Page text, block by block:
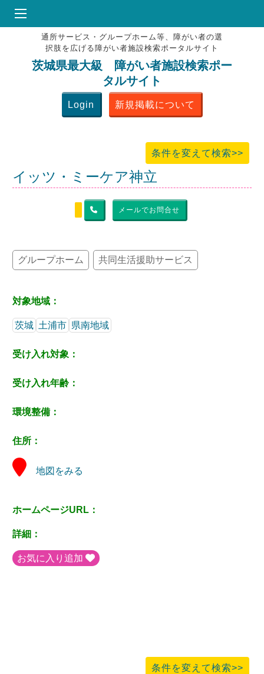
HOME
♥お気にりブックマーク
掲載会員MENU
よくある質問
通所サービス・グループホーム等、障がい者の選
択肢を広げる障がい者施設検索ポータルサイト
茨城県最大級 障がい者施設検索ポー
タルサイト
Login 新規掲載について
条件を変えて検索>>
イッツ・ミーケア神立
メールでお問合せ
グループホーム 共同生活援助サービス
対象地域：
茨城 土浦市 県南地域
受け入れ対象：
受け入れ年齢：
環境整備：
住所：
地図をみる
ホームページURL：
詳細：
お気に入り追加
条件を変えて検索>>